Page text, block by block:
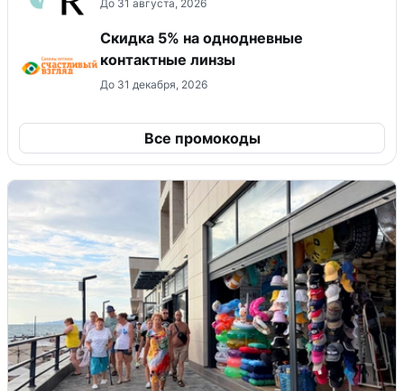
До 31 августа, 2026
Скидка 5% на однодневные
контактные линзы
До 31 декабря, 2026
Все промокоды